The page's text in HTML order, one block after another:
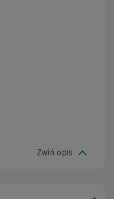
Zwiń opis